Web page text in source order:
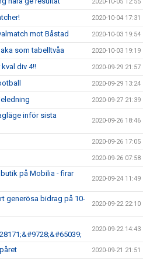
2020-10-04 17:31
mot Båstad 2020-10-03 19:54
som tabelltvåa 2020-10-03 19:19
div 4!! 2020-09-29 21:57
2020-09-29 13:24
2020-09-27 21:39
inför sista
2020-09-26 18:46
2020-09-26 17:05
2020-09-26 07:58
på Mobilia - firar
2020-09-24 11:49
generösa bidrag på 10-
2020-09-22 22:10
2020-09-22 14:43
2020-09-21 21:51